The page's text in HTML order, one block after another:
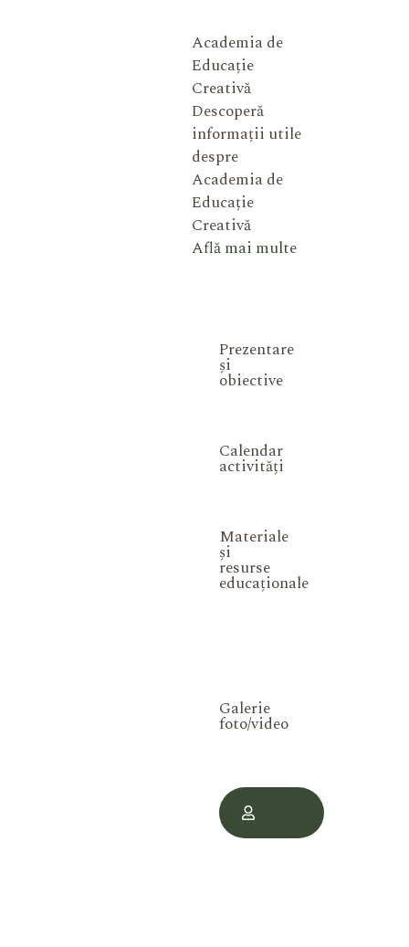
Academia de
Educație
Creativă
Descoperă
informații utile
despre
Academia de
Educație
Creativă
Află mai multe
Prezentare
și
obiective
Calendar
activități
Materiale
și
resurse
educaționale
Galerie
foto/video